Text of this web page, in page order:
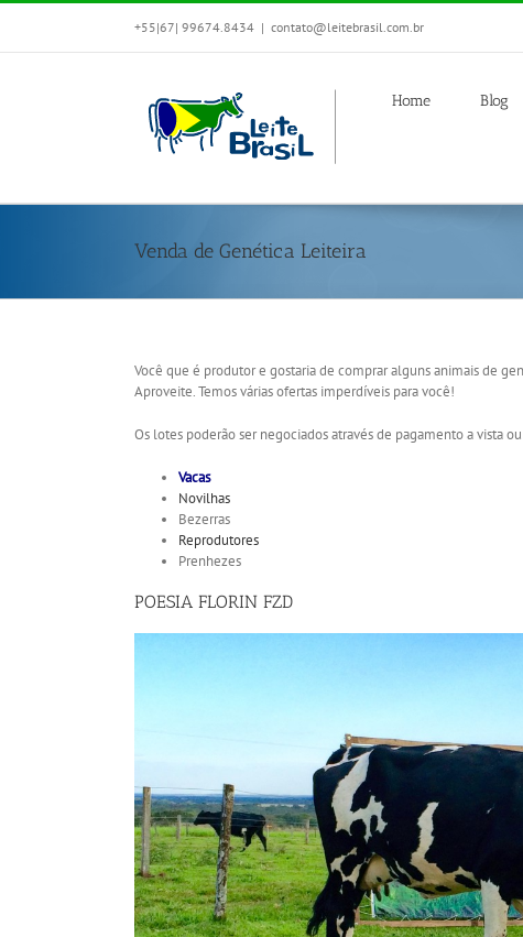
+55|67| 99674.8434 | contato@leitebrasil.com.br
Home Blog
Venda de Genética Leiteira
Você que é produtor e gostaria de comprar alguns animais de
Aproveite. Temos várias ofertas imperdíveis para você!
Os lotes poderão ser negociados através de pagamento a vista
Vacas
Novilhas
Bezerras
Reprodutores
Prenhezes
POESIA FLORIN FZD